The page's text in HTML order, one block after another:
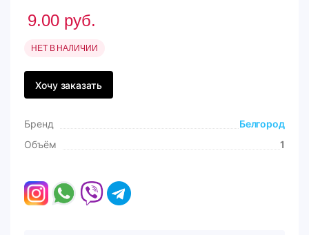
9.00 руб.
НЕТ В НАЛИЧИИ
Хочу заказать
Бренд
Белгород
Объём
1